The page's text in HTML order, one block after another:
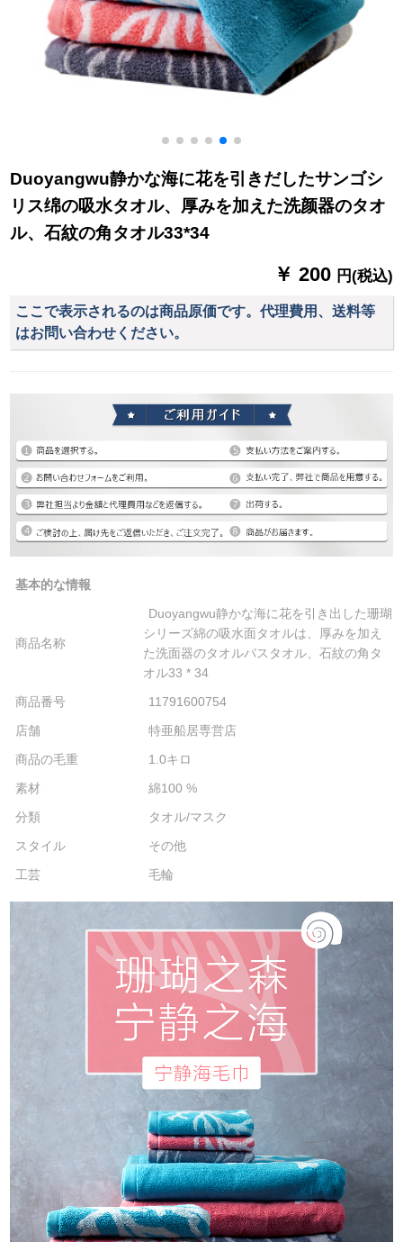
Duoyangwu静かな海に花を引きだしたサンゴシ
リス绵の吸水タオル、厚みを加えた洗颜器のタオ
ル、石紋の角タオル33*34
￥ 200 円(税込)
ここで表示されるのは商品原価です。代理費用、送料等
はお問い合わせください。
基本的な情報
商品名称
Duoyangwu静かな海に花を引き出した珊瑚
シリーズ綿の吸水面タオルは、厚みを加え
た洗面器のタオルバスタオル、石紋の角タ
オル33 * 34
商品番号
11791600754
店舗
特亜船居専営店
商品の毛重
1.0キロ
素材
綿100 %
分類
タオル/マスク
スタイル
その他
工芸
毛輪